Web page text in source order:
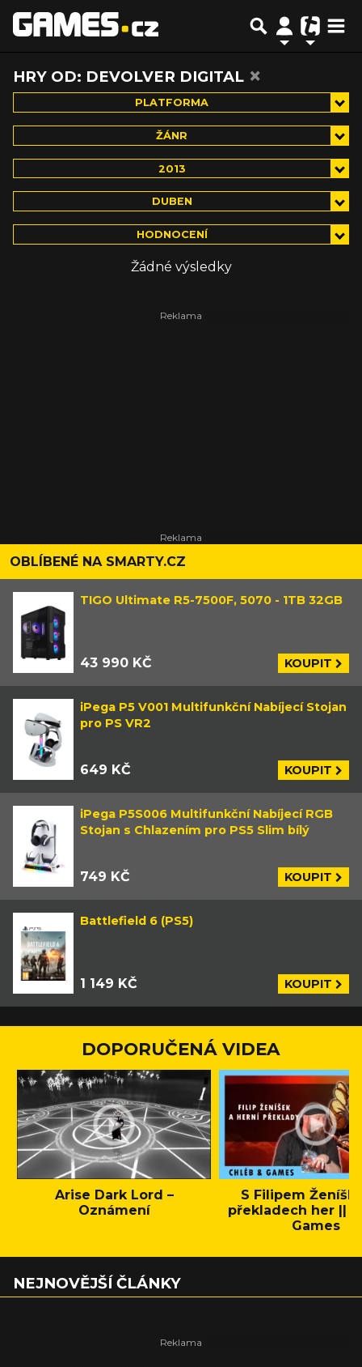
HRY OD: DEVOLVER DIGITAL ×
PLATFORMA
ŽÁNR
2013
DUBEN
HODNOCENÍ
Žádné výsledky
OBLÍBENÉ NA SMARTY.CZ
TIGO Ultimate R5-7500F, 5070 - 1TB 32GB
43 990 KČ KOUPIT
iPega P5 V001 Multifunkční Nabíjecí Stojan
pro PS VR2
649 KČ KOUPIT
iPega P5S006 Multifunkční Nabíjecí RGB
Stojan s Chlazením pro PS5 Slim bílý
749 KČ KOUPIT
Battlefield 6 (PS5)
1 149 KČ KOUPIT
DOPORUČENÁ VIDEA
Arise Dark Lord –
Oznámení
S Filipem
překladech her ||
Games
NEJNOVĚJŠÍ ČLÁNKY